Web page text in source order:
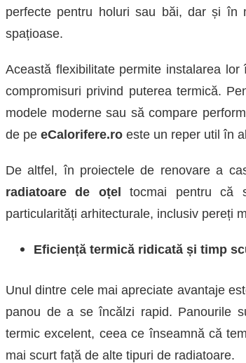
perfecte pentru holuri sau băi, dar și în
spațioase.
Această flexibilitate permite instalarea
compromisuri privind puterea termică.
modele moderne sau să compare
de pe eCalorifere.ro este un reper util în
De altfel, în proiectele de renovare a
radiatoare de oțeltocmai pentru că
particularități arhitecturale, inclusiv pereți
Eficiență termică ridicată și timp
Unul dintre cele mai apreciate avantaje
panou de a se încălzi rapid. Panourile
termic excelent, ceea ce înseamnă că
mai scurt față de alte tipuri de radiatoare.